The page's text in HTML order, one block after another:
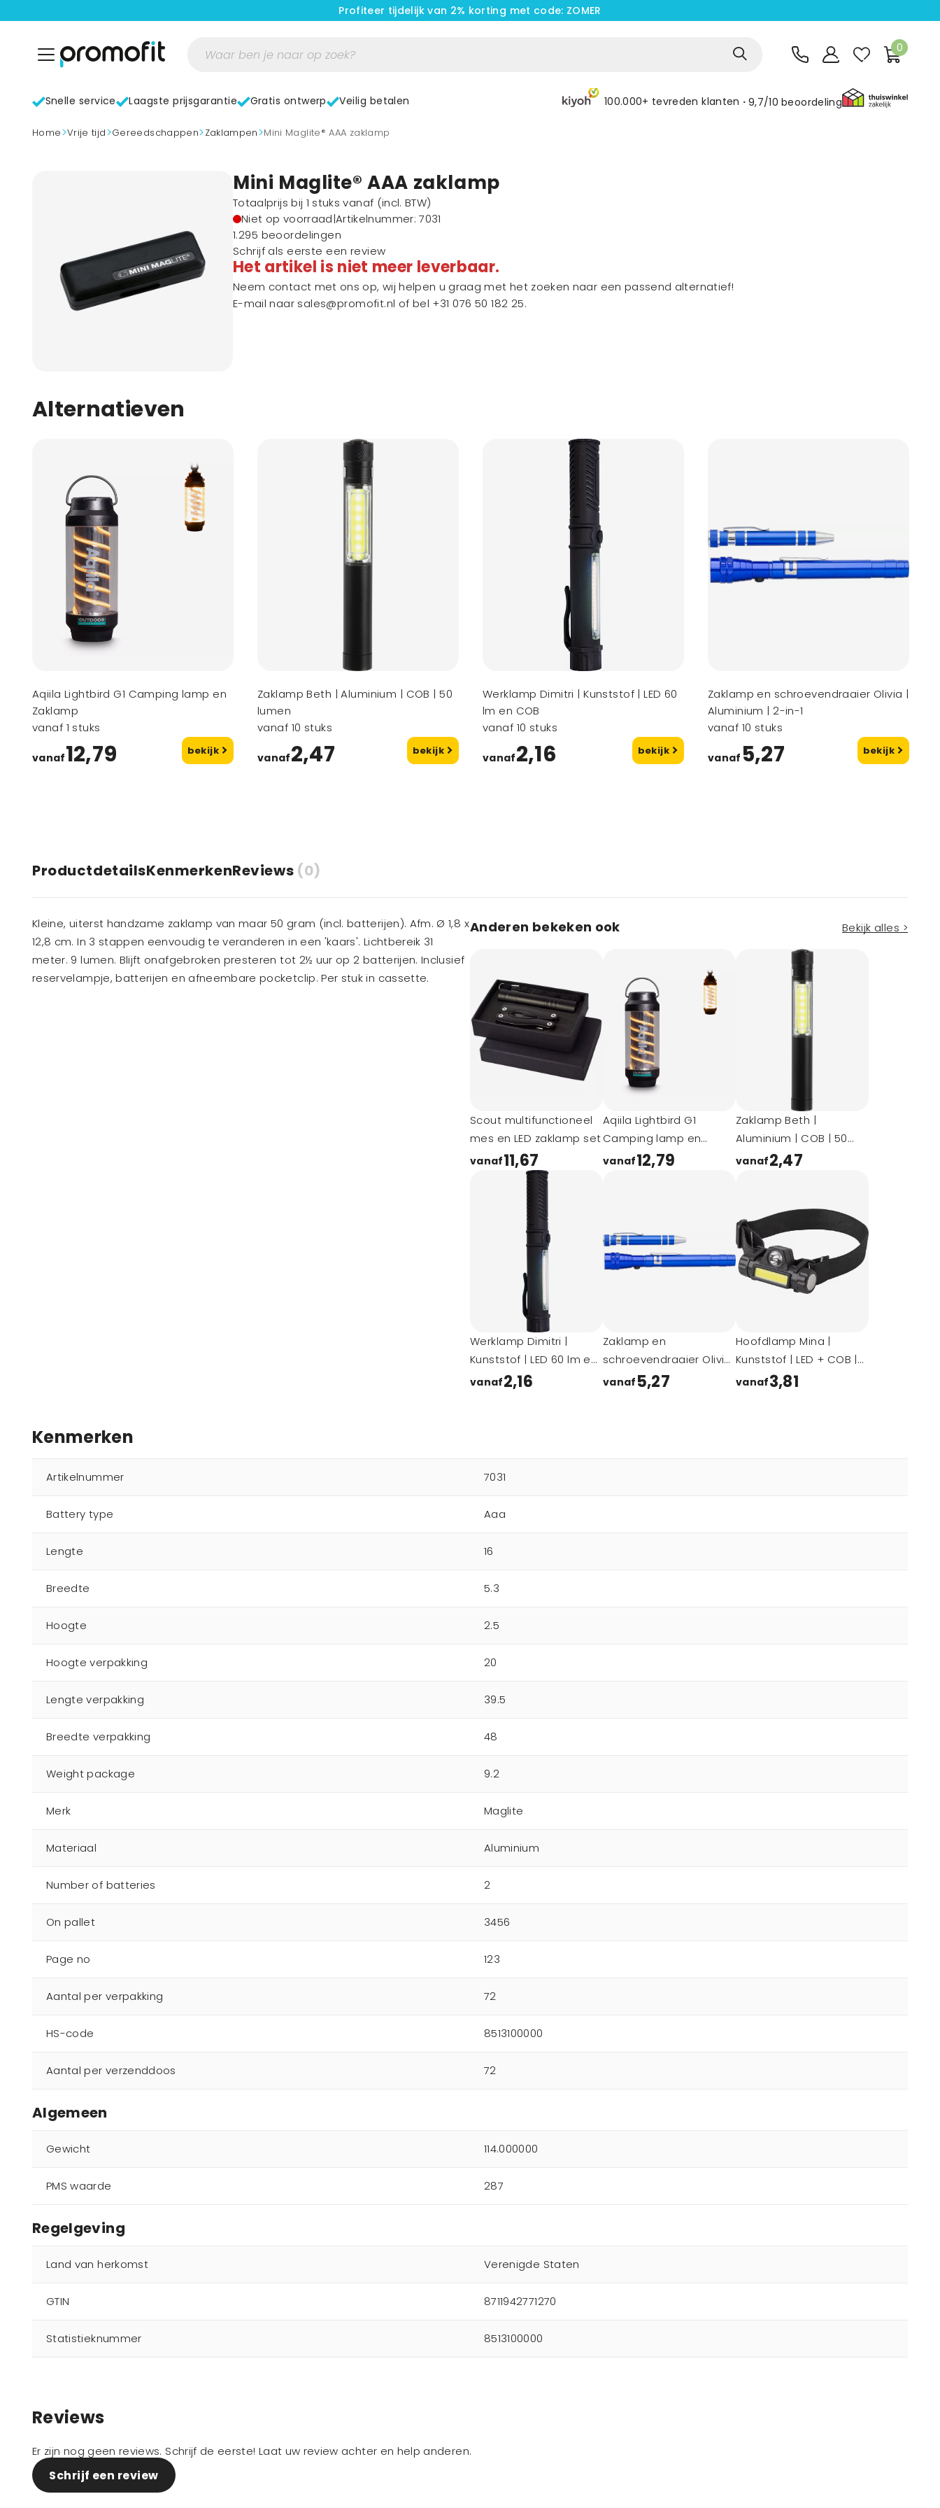
Profiteer tijdelijk van 2% korting met code: ZOMER
0
Snelle service Laagste prijsgarantie Gratis ontwerp Veilig betalen 100.000+ tevreden klanten 9,7/10 beoordeling
home> Vrije tijd> Gereedschappen> Zaklampen> Mini Maglite® AAA zaklamp
Mini Maglite® AAA zaklamp
Totaalprijs bij 1 stuks vanaf (incl. BTW)
Niet op voorraad|Artikelnummer: 7031
1.295 beoordelingen
Schrijf als eerste een review
Het artikel is niet meer leverbaar.
Neem contact met ons op, wij helpen u graag met het zoeken naar een passend alternatief!
E-mail naar sales@promofit.nl of bel +31 076 50 182 25.
Alternatieven
Aqiila Lightbird G1 Camping lamp en
Zaklamp
vanaf 1 stuks
vanaf12,79 bekijk
Zaklamp Beth | Aluminium | COB | 50
lumen
vanaf 10 stuks
vanaf2,47 bekijk
Werklamp Dimitri | Kunststof | LED 60
lm en COB
vanaf 10 stuks
vanaf2,16 bekijk
Zaklamp en schroevendraaier Olivia |
Aluminium | 2-in-1
vanaf 10 stuks
vanaf 5,27 bekijk
ProductdetailsKenmerkenReviews (0)
Kleine, uiterst handzame zaklamp van maar 50 gram (incl. batterijen). Afm. Ø 1,8 x
12,8 cm. In 3 stappen eenvoudig te veranderen in een 'kaars'. Lichtbereik 31
meter. 9 lumen. Blijft onafgebroken presteren tot 2½ uur op 2 batterijen. Inclusief
reservelampje, batterijen en afneembare pocketclip. Per stuk in cassette.
Anderen bekeken ook Bekijk alles >
Scout multifunctioneel
mes en LED zaklamp set
vanaf11,67
Aqiila Lightbird G1
Camping lamp en
Zaklamp
vanaf12,79
Zaklamp Beth |
Aluminium | COB | 50
lumen
vanaf2,47
Werklamp Dimitri |
Kunststof | LED 60 lm en
COB
vanaf2,16
Zaklamp en
schroevendraaier Olivia
| Aluminium | 2-in-1
vanaf 5,27
Hoofdlamp Mina |
Kunststof | LED + COB |
USB-C oplaadbaar
vanaf3,81
Kenmerken
Artikelnummer 7031
Battery type Aaa
Lengte 16
Breedte 5.3
Hoogte 2.5
Hoogte verpakking 20
Lengte verpakking 39.5
Breedte verpakking 48
Weight package 9.2
Merk Maglite
Materiaal Aluminium
Number of batteries 2
On pallet 3456
Page no 123
Aantal per verpakking 72
HS-code 8513100000
Aantal per verzenddoos 72
Algemeen
Gewicht 114.000000
PMS waarde 287
Regelgeving
Land van herkomst Verenigde Staten
GTIN 8711942771270
Statistieknummer 8513100000
Reviews
Er zijn nog geen reviews. Schrijf de eerste! Laat uw review achter en help anderen.
Schrijf een review